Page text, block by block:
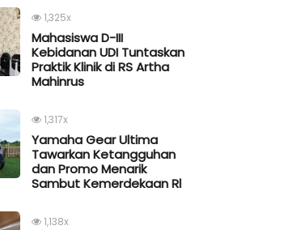
1,325x
Mahasiswa D-III
Kebidanan UDI Tuntaskan
Praktik Klinik di RS Artha
Mahinrus
1,317x
Yamaha Gear Ultima
Tawarkan Ketangguhan
dan Promo Menarik
Sambut Kemerdekaan Rl
1,138x